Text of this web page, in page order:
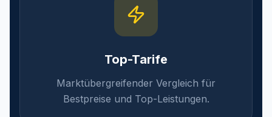
Top-Tarife
Marktübergreifender Vergleich für
Bestpreise und Top-Leistungen.